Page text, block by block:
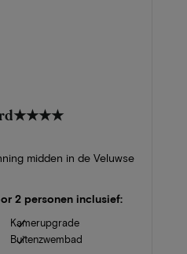
★★★★
midden in de Veluwse
2 personen inclusief:
Kamerupgrade
Buitenzwembad